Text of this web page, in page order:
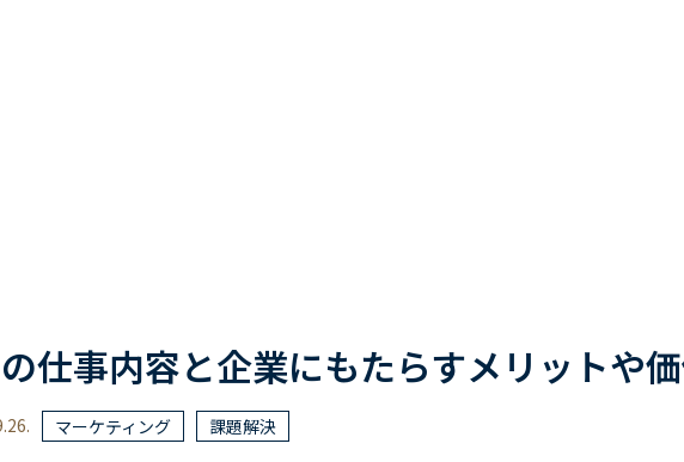
仕事内容と企業にもたらすメリットや
マーケティング 課題解決